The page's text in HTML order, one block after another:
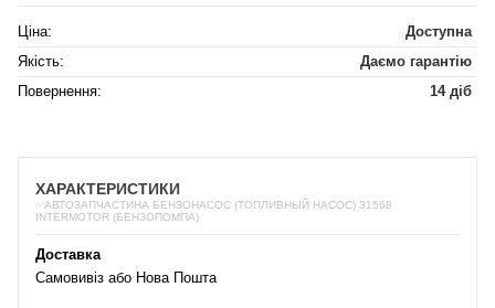
Ціна:
Доступна
Якість:
Даємо гарантію
Повернення:
14 діб
ХАРАКТЕРИСТИКИ
✅АВТОЗАПЧАСТИНА БЕНЗОНАСОС (ТОПЛИВНЫЙ НАСОС) 31568
INTERMOTOR (БЕНЗОПОМПА)
Доставка
Самовивіз або Нова Пошта